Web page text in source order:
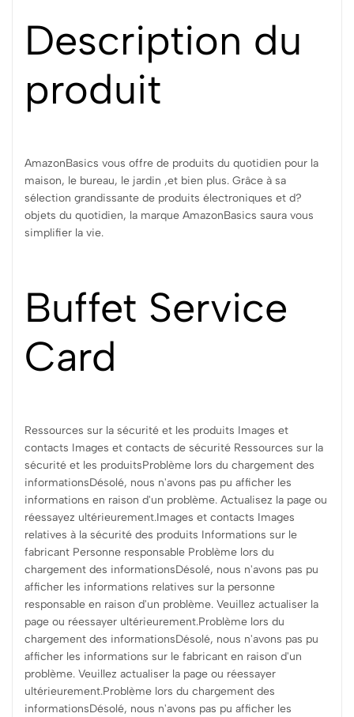
Description du
produit
AmazonBasics vous offre de produits du quotidien pour la
maison, le bureau, le jardin ,et bien plus. Grâce à sa
sélection grandissante de produits électroniques et d?
objets du quotidien, la marque AmazonBasics saura vous
simplifier la vie.
Buffet Service
Card
Ressources sur la sécurité et les produits Images et
contacts Images et contacts de sécurité Ressources sur la
sécurité et les produitsProblème lors du chargement des
informationsDésolé, nous n'avons pas pu afficher les
informations en raison d'un problème. Actualisez la page ou
réessayez ultérieurement.Images et contacts Images
relatives à la sécurité des produits Informations sur le
fabricant Personne responsable Problème lors du
chargement des informationsDésolé, nous n'avons pas pu
afficher les informations relatives sur la personne
responsable en raison d'un problème. Veuillez actualiser la
page ou réessayer ultérieurement.Problème lors du
chargement des informationsDésolé, nous n'avons pas pu
afficher les informations sur le fabricant en raison d'un
problème. Veuillez actualiser la page ou réessayer
ultérieurement.Problème lors du chargement des
informationsDésolé, nous n'avons pas pu afficher les